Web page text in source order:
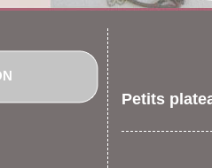
Petits